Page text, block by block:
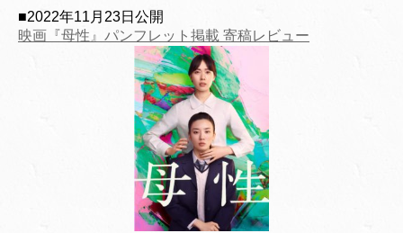
■2022年11月23日公開
映画『母性』パンフレット掲載 寄稿レビュー